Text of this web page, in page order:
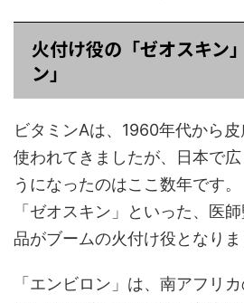
火付け役の「ゼオスキン
ン」
ビタミンAは、1960年代から
使われてきましたが、日本で
うになったのはここ数年です
「ゼオスキン」といった、医
品がブームの火付け役となりま
「エンビロン」は、南アフリ